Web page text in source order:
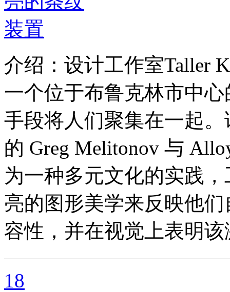
介绍：设计工作室Taller
一个位于布鲁克林市中
手段将人们聚集在一起
的 Greg Melitonov 与
为一种多元文化的实践
亮的图形美学来反映他
容性，并在视觉上表明
18